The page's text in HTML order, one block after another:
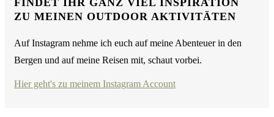
FINDET IHR GANZ VIEL INSPIRATION
ZU MEINEN OUTDOOR AKTIVITÄTEN
Auf Instagram nehme ich euch auf meine Abenteuer in den
Bergen und auf meine Reisen mit, schaut vorbei.
Hier geht's zu meinem Instagram Account